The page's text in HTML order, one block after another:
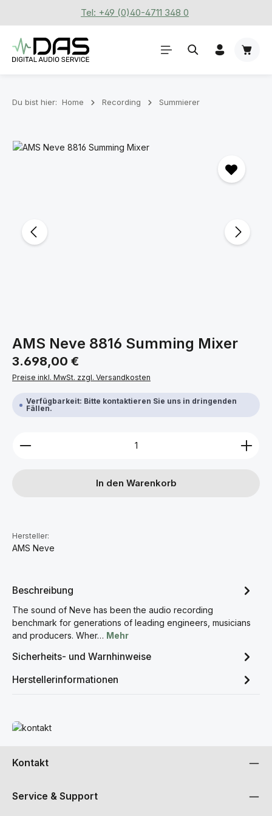
Zum Hauptinhalt springenTel: +49 (0)40-4711 348 0
Du bist hier: Home Recording Summierer
Bildergalerie überspringen
AMS Neve 8816 Summing Mixer
Regulärer Preis:
3.698,00 €
Preise inkl. MwSt. zzgl. Versandkosten
Verfügbarkeit: Bitte kontaktieren Sie uns in dringenden
Fällen.
Produkt Anzahl: Gib den gewünschten Wert ein
In den Warenkorb
Hersteller:
AMS Neve
Beschreibung
The sound of Neve has been the audio recording
benchmark for generations of leading engineers, musicians
and producers. Wher… Mehr
Sicherheits- und Warnhinweise
Herstellerinformationen
Mehr erfahren
Kontakt
Service & Support